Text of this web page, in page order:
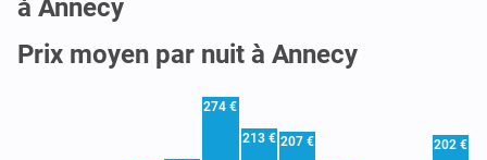
à Annecy
Prix moyen par nuit à Annecy
274 €
213 € 207 € 202 €